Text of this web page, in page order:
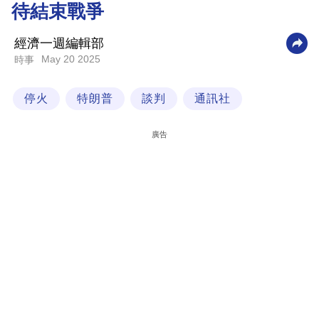
商
業
科
待結束戰爭
經濟一週編輯部
時事 May 20 2025
停火 特朗普 談判 通訊社
廣告